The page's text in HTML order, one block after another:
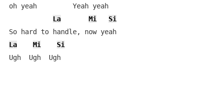
oh yeah         Yeah yeah
La
Mi
Si
So hard to handle, now yeah
La
Mi
Si
Ugh  Ugh  Ugh